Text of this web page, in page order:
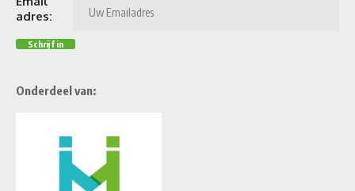
adres:
Onderdeel van: